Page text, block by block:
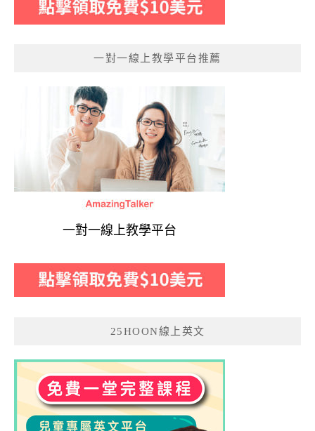
一對一線上教學平台推薦
一對一線上教學平台
25HOON線上英文